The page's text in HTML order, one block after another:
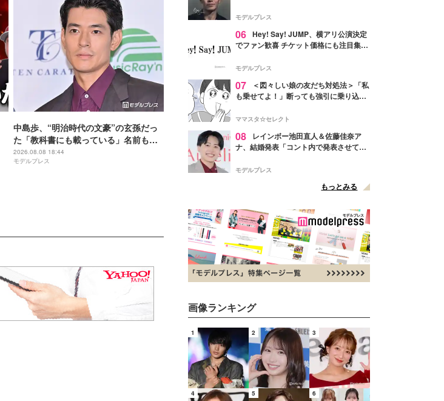
中島歩、“明治時代の文豪”の玄孫だっ
た「教科書にも載っている」名前も先
祖に由来
2026.08.08 18:44
モデルプレス
モデルプレス
06 Hey! Say! JUMP、横アリ公演決定
でファン歓喜 チケット価格にも注目集ま
モデルプレス
07
＜図々しい娘の友だち対処法＞「私
も乗せてよ！」断っても強引に乗り込ん
ママスタ☆セレクト
08
レインボー池田直人＆佐藤佳奈ア
ナ、結婚発表「コント内で発表させてい
点変更のため
モデルプレス
もっとみる
画像ランキング
1 2 3
4 5 6